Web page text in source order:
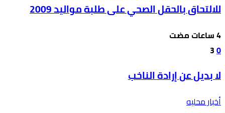
للالتحاق بالحقل الصحي على طلبة مواليد 2009
0
3
لا بديل عن إرادة الناخب
أخبار محليه